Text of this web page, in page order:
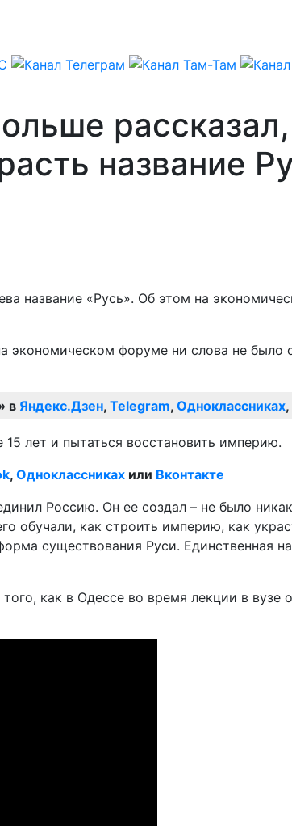
название
название «Русь». Об этом на
экономическом форуме ни слова не было
в Яндекс.Дзен, Telegram, Одноклассниках,
лет и пытаться восстановить империю.
, Одноклассниках или Вконтакте
Россию. Он ее создал – не было
обучали, как строить империю, как
существования Руси. Единственная
как в Одессе во время лекции в вузе